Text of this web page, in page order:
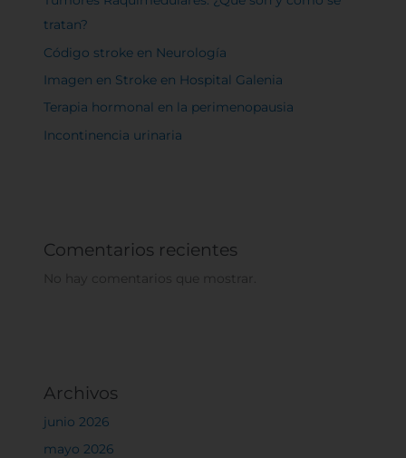
tratan?
Código stroke en Neurología
Imagen en Stroke en Hospital Galenia
Terapia hormonal en la perimenopausia
Incontinencia urinaria
Comentarios recientes
No hay comentarios que mostrar.
Archivos
junio 2026
mayo 2026